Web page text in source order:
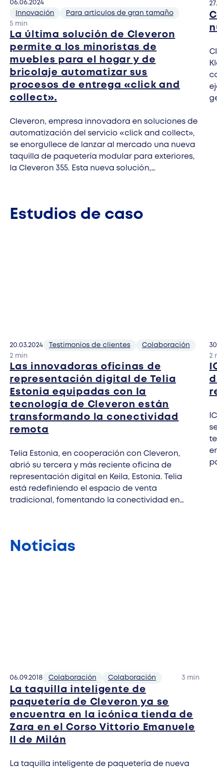
Privado: Cleveron 301
La última solución de Cleveron
permite a los minoristas de
muebles para el hogar y de
bricolaje automatizar sus
procesos de entrega «click and
collect».
Cleveron, empresa innovadora en soluciones de
automatización del servicio «click and collect»,
se enorgullece de lanzar al mercado una nueva
taquilla de paquetería modular para exteriores,
la Cleveron 355. Esta nueva solución,
tamaño.
06.06.2024
Innovación
Para artículos de gran tamaño
5 min
Estudios de caso
Las innovadoras oficinas de
representación digital de Telia
Estonia equipadas con la
tecnología de Cleveron están
transformando la conectividad
remota
Telia Estonia, en cooperación con Cleveron,
abrió su tercera y más reciente oficina de
representación digital en Keila, Estonia. Telia
está redefiniendo el espacio de venta
tradicional, fomentando la conectividad en
pone de relieve el compromiso de Telia con la
20.03.2024 Testimonios de clientes
Colaboración
2 min
2
Noticias
La taquilla inteligente de
paquetería de Cleveron ya se
encuentra en la icónica tienda de
Zara en el Corso Vittorio Emanuele
II de Milán
La taquilla inteligente de paquetería de nueva
06.09.2018 Colaboración Colaboración 3 min